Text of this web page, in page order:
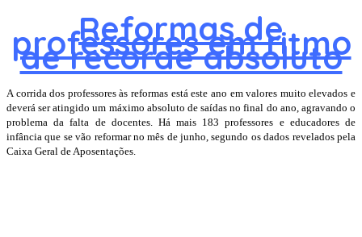
Reformas de
professores em ritmo
de recorde absoluto
A corrida dos professores às reformas está este ano em valores muito elevados e
deverá ser atingido um máximo absoluto de saídas no final do ano, agravando o
problema da falta de docentes. Há mais 183 professores e educadores de
infância que se vão reformar no mês de junho, segundo os dados revelados pela
Caixa Geral de Aposentações.